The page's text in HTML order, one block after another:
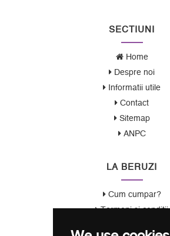
SECTIUNI
Home
Despre noi
Informatii utile
Contact
Sitemap
ANPC
LA BERUZI
Cum cumpar?
Termeni si conditii